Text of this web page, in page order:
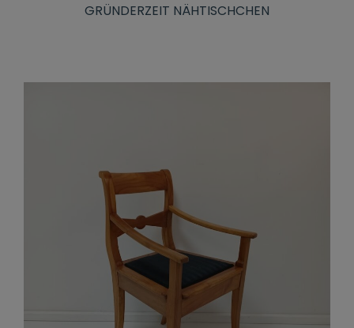
GRÜNDERZEIT NÄHTISCHCHEN